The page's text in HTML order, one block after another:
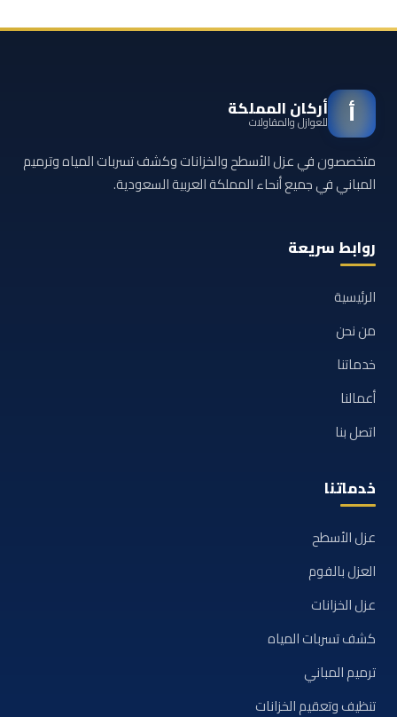
أ أركان المملكة
للعوازل والمقاولات
متخصصون في عزل الأسطح والخزانات وكشف تسربات المياه وترميم
المباني في جميع أنحاء المملكة العربية السعودية.
روابط سريعة
الرئيسية
من نحن
خدماتنا
أعمالنا
اتصل بنا
خدماتنا
عزل الأسطح
العزل بالفوم
عزل الخزانات
كشف تسربات المياه
ترميم المباني
تنظيف وتعقيم الخزانات